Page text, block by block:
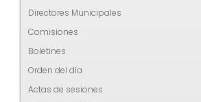
Directores Municipales
Comisiones
Boletines
Orden del día
Actas de sesiones